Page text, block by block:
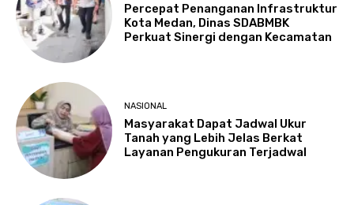
Percepat Penanganan Infrastruktur
Kota Medan, Dinas SDABMBK
Perkuat Sinergi dengan Kecamatan
NASIONAL
Masyarakat Dapat Jadwal Ukur
Tanah yang Lebih Jelas Berkat
Layanan Pengukuran Terjadwal